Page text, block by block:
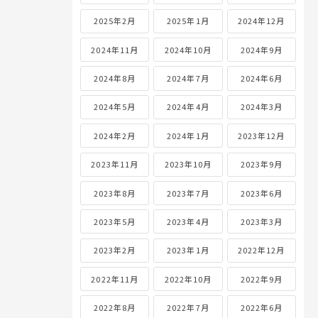
2025年2月 2025年1月 2024年12月
2024年11月 2024年10月 2024年9月
2024年8月 2024年7月 2024年6月
2024年5月 2024年4月 2024年3月
2024年2月 2024年1月 2023年12月
2023年11月 2023年10月 2023年9月
2023年8月 2023年7月 2023年6月
2023年5月 2023年4月 2023年3月
2023年2月 2023年1月 2022年12月
2022年11月 2022年10月 2022年9月
2022年8月 2022年7月 2022年6月